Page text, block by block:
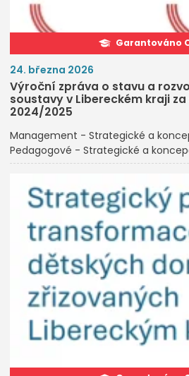
Garantováno
24. března 2026
Výroční zpráva o stavu a
soustavy v Libereckém kraji
2024/2025
Management - Strategické a
Pedagogové - Strategické a